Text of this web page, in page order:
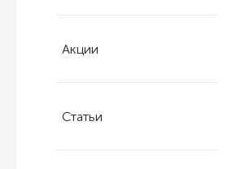
Акции
Статьи